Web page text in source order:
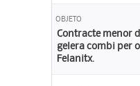
OBJETO
Contracte menor
gelera combi per
Felanitx.